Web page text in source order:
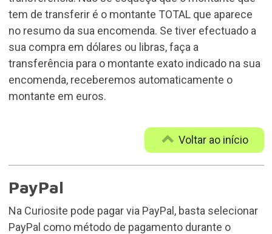
tem de transferir é o montante TOTAL que aparece
no resumo da sua encomenda. Se tiver efectuado a
sua compra em dólares ou libras, faça a
transferência para o montante exato indicado na sua
encomenda, receberemos automaticamente o
montante em euros.
Voltar ao início
PayPal
Na Curiosite pode pagar via PayPal, basta selecionar
PayPal como método de pagamento durante o